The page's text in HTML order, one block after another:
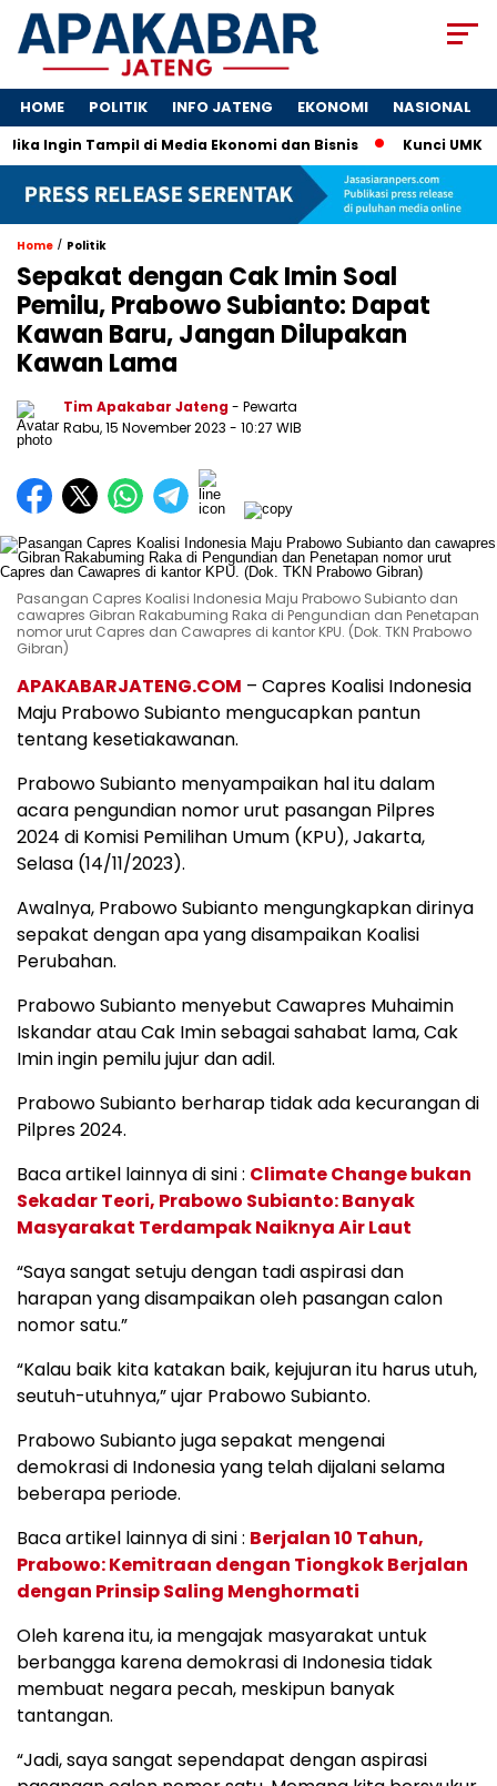
HOME POLITIK INFO JATENG EKONOMI NASIONAL
Ingin Tampil di Media Ekonomi dan Bisnis Kunci UMKM
Home / Politik
Sepakat dengan Cak Imin Soal
Pemilu, Prabowo Subianto: Dapat
Kawan Baru, Jangan Dilupakan
Kawan Lama
Tim Apakabar Jateng- Pewarta
Rabu, 15 November 2023 - 10:27 WIB
Pasangan Capres Koalisi Indonesia Maju Prabowo Subianto dan
cawapres Gibran Rakabuming Raka di Pengundian dan Penetapan
nomor urut Capres dan Cawapres di kantor KPU. (Dok. TKN Prabowo
Gibran)
APAKABARJATENG.COM – Capres Koalisi Indonesia
Maju Prabowo Subianto mengucapkan pantun
tentang kesetiakawanan.
Prabowo Subianto menyampaikan hal itu dalam
acara pengundian nomor urut pasangan Pilpres
2024 di Komisi Pemilihan Umum (KPU), Jakarta,
Selasa (14/11/2023).
Awalnya, Prabowo Subianto mengungkapkan dirinya
sepakat dengan apa yang disampaikan Koalisi
Perubahan.
Prabowo Subianto menyebut Cawapres Muhaimin
Iskandar atau Cak Imin sebagai sahabat lama, Cak
Imin ingin pemilu jujur dan adil.
Prabowo Subianto berharap tidak ada kecurangan di
Pilpres 2024.
Baca artikel lainnya di sini : Climate Change bukan
Sekadar Teori, Prabowo Subianto: Banyak
Masyarakat Terdampak Naiknya Air Laut
“Saya sangat setuju dengan tadi aspirasi dan
harapan yang disampaikan oleh pasangan calon
nomor satu.”
“Kalau baik kita katakan baik, kejujuran itu harus utuh,
seutuh-utuhnya,” ujar Prabowo Subianto.
Prabowo Subianto juga sepakat mengenai
demokrasi di Indonesia yang telah dijalani selama
beberapa periode.
Baca artikel lainnya di sini : Berjalan 10 Tahun,
Prabowo: Kemitraan dengan Tiongkok Berjalan
dengan Prinsip Saling Menghormati
Oleh karena itu, ia mengajak masyarakat untuk
berbangga karena demokrasi di Indonesia tidak
membuat negara pecah, meskipun banyak
tantangan.
“Jadi, saya sangat sependapat dengan aspirasi